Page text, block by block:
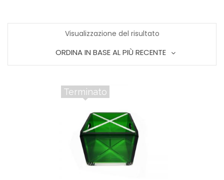
Visualizzazione del risultato
ORDINA IN BASE AL PIÙ RECENTE
Terminato